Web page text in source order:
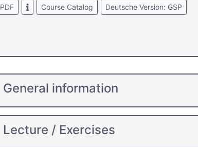
PDF Course Catalog Deutsche Version: GSP
General information
Lecture / Exercises